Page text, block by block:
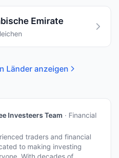
Emirate
Länder anzeigen
Investeers Team · Financial
traders and financial
to making investing
With decades of